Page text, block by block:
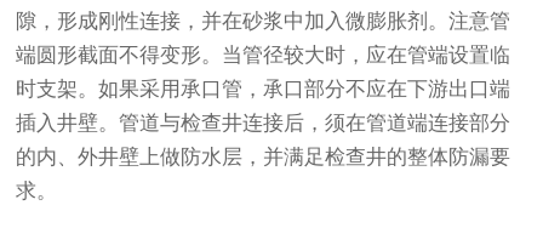
隙，形成刚性连接，并在砂浆中加入微膨胀剂。注意管
端圆形截面不得变形。当管径较大时，应在管端设置临
时支架。如果采用承口管，承口部分不应在下游出口端
插入井壁。管道与检查井连接后，须在管道端连接部分
的内、外井壁上做防水层，并满足检查井的整体防漏要
求。